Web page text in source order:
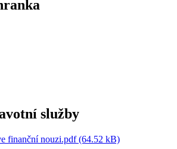
služby
finanční nouzi.pdf (64.52 kB)